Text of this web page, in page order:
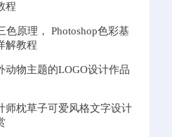
程
色原理， Photoshop色彩基
解教程
动物主题的LOGO设计作品
师枕草子可爱风格文字设计